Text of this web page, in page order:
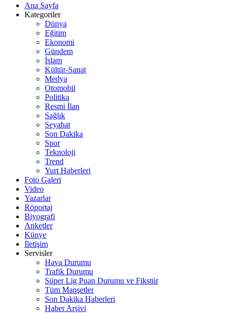
Ana Sayfa
Kategoriler
Dünya
Eğitim
Ekonomi
Gündem
İslam
Kültür-Sanat
Medya
Otomobil
Politika
Resmi İlan
Sağlık
Seyahat
Son Dakika
Spor
Teknoloji
Trend
Yurt Haberleri
Foto Galeri
Video
Yazarlar
Röportaj
Biyografi
Anketler
Künye
İletişim
Servisler
Hava Durumu
Trafik Durumu
Süper Lig Puan Durumu ve Fikstür
Tüm Manşetler
Son Dakika Haberleri
Haber Arşivi